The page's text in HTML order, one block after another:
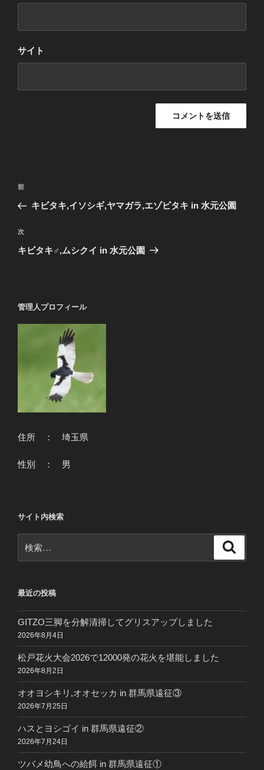
サイト
投
ナ
ビ
ゲ
ン
前
の
稿
前
キビタキ,イソシギ,ヤマガラ,エゾビタキ in 水元公園
次
の
次
キビタキ♂,ムシクイ in 水元公園
管理人プロフィール
住所 ： 埼玉県
性別 ： 男
サイト内検索
索:
最近の投稿
GITZO三脚を分解清掃してグリスアップしました
2026年8月4日
松戸花火大会2026で12000発の花火を堪能しました
2026年8月2日
オオヨシキリ,オオセッカ in 群馬県遠征③
2026年7月25日
ハスとヨシゴイ in 群馬県遠征②
2026年7月24日
ツバメ幼鳥への給餌 in 群馬県遠征①